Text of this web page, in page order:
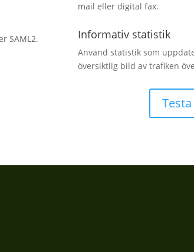
SAML2.
mail eller digital fax.
Informativ statistik
Använd statistik som
översiktlig bild av trafiken